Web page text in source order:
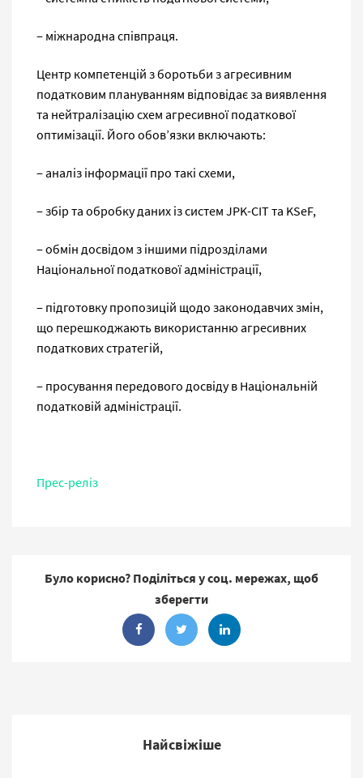
‒ міжнародна співпраця.
Центр компетенцій з боротьби з агресивним
податковим плануванням відповідає за виявлення
та нейтралізацію схем агресивної податкової
оптимізації. Його обов’язки включають:
‒ аналіз інформації про такі схеми,
‒ збір та обробку даних із систем JPK-CIT та KSeF,
‒ обмін досвідом з іншими підрозділами
Національної податкової адміністрації,
‒ підготовку пропозицій щодо законодавчих змін,
що перешкоджають використанню агресивних
податкових стратегій,
‒ просування передового досвіду в Національній
податковій адміністрації.
Прес-реліз
Було корисно? Поділіться у соц. мережах, щоб
зберегти
Найсвіжіше